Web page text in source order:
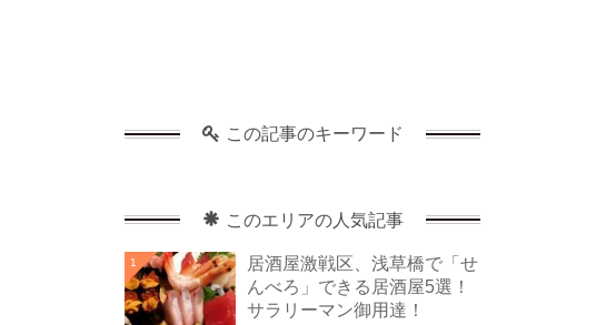
この記事のキーワード
このエリアの人気記事
1
居酒屋激戦区、浅草橋で「せ
んべろ」できる居酒屋5選！
サラリーマン御用達！